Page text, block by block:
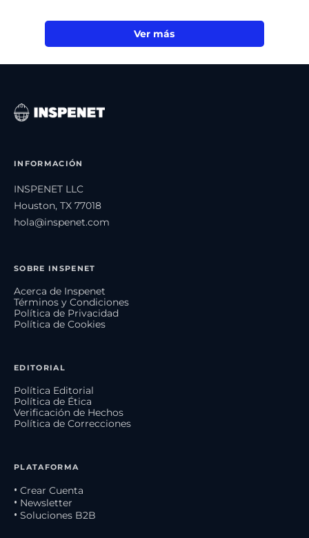
Ver más
INFORMACIÓN
INSPENET LLC
Houston, TX 77018
hola@inspenet.com
SOBRE INSPENET
Acerca de Inspenet
Términos y Condiciones
Política de Privacidad
Política de Cookies
EDITORIAL
Política Editorial
Política de Ética
Verificación de Hechos
Política de Correcciones
PLATAFORMA
• Crear Cuenta
• Newsletter
• Soluciones B2B